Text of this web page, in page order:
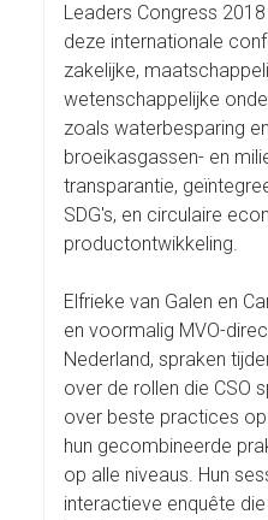
Leaders Congress 2018
deze internationale
zakelijke,
wetenschappelijke
zoals waterbesparing
broeikasgassen- en
transparantie,
SDG's, en circulaire
productontwikkeling.
Elfrieke van Galen en
en voormalig MVO-
Nederland, spraken
over de rollen die CSO
over beste practices
hun gecombineerde
op alle niveaus. Hun
interactieve enquête